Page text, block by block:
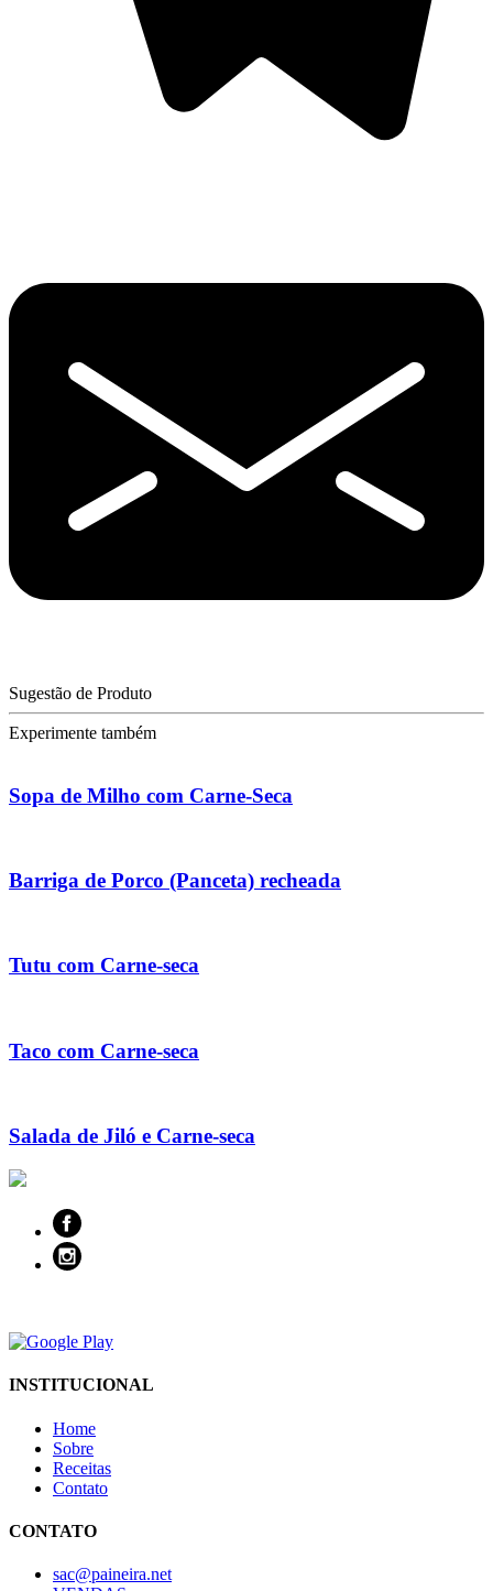
Sugestão de Produto
Experimente também
Sopa de Milho com Carne-Seca
Barriga de Porco (Panceta) recheada
Tutu com Carne-seca
Taco com Carne-seca
Salada de Jiló e Carne-seca
INSTITUCIONAL
Home
Sobre
Receitas
Contato
CONTATO
sac@paineira.net